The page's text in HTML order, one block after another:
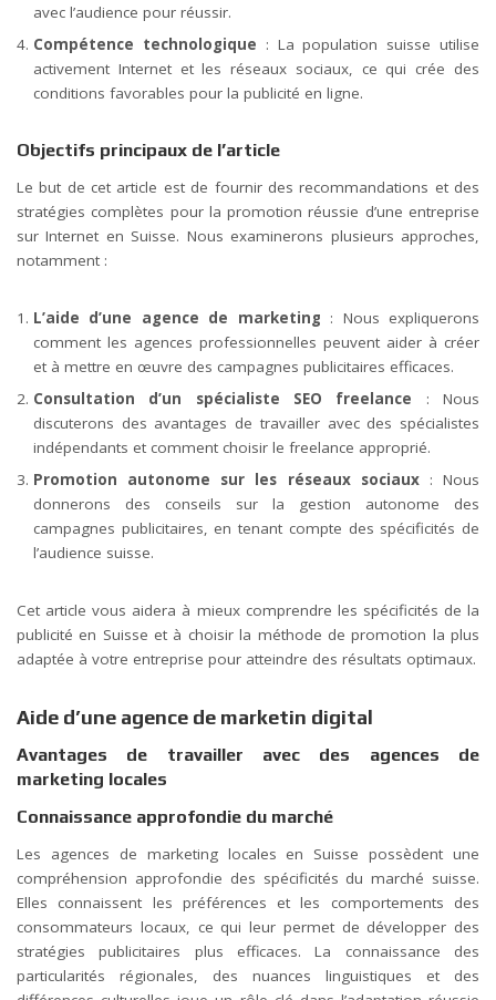
avec l’audience pour réussir.
Compétence technologique : La population suisse utilise
activement Internet et les réseaux sociaux, ce qui crée des
conditions favorables pour la publicité en ligne.
Objectifs principaux de l’article
Le but de cet article est de fournir des recommandations et des
stratégies complètes pour la promotion réussie d’une entreprise
sur Internet en Suisse. Nous examinerons plusieurs approches,
notamment :
L’aide d’une agence de marketing : Nous expliquerons
comment les agences professionnelles peuvent aider à créer
et à mettre en œuvre des campagnes publicitaires efficaces.
Consultation d’un spécialiste SEO freelance : Nous
discuterons des avantages de travailler avec des spécialistes
indépendants et comment choisir le freelance approprié.
Promotion autonome sur les réseaux sociaux: Nous
donnerons des conseils sur la gestion autonome des
campagnes publicitaires, en tenant compte des spécificités de
l’audience suisse.
Cet article vous aidera à mieux comprendre les spécificités de la
publicité en Suisse et à choisir la méthode de promotion la plus
adaptée à votre entreprise pour atteindre des résultats optimaux.
Aide d’une agence de marketin digital
Avantages de travailler avec des agences de
marketing locales
Connaissance approfondie du marché
Les agences de marketing locales en Suisse possèdent une
compréhension approfondie des spécificités du marché suisse.
Elles connaissent les préférences et les comportements des
consommateurs locaux, ce qui leur permet de développer des
stratégies publicitaires plus efficaces. La connaissance des
particularités régionales, des nuances linguistiques et des